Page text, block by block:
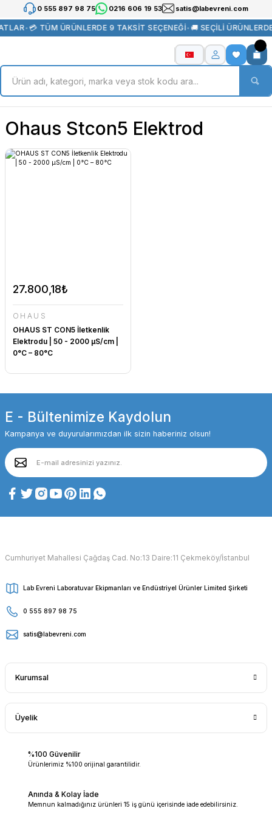
0 555 897 98 75 0216 606 19 53 satis@labevreni.com
•💳 TÜM ÜRÜNLERDE 9 TAKSİT SEÇENEĞİ•🚚 SEÇİLİ
Ohaus Stcon5 Elektrod
27.800,18₺
OHAUS
OHAUS ST CON5 İletkenlik
Elektrodu | 50 - 2000 µS/cm |
0°C – 80°C
E - Bültenimize Kaydolun
Kampanya ve duyurularımızdan ilk sizin haberiniz olsun!
Cumhuriyet Mahallesi Çağdaş Cad. No:13 Daire:11 Çekmeköy/İstanbul
Lab Evreni Laboratuvar Ekipmanları ve Endüstriyel Ürünler Limited Şirketi
0 555 897 98 75
satis@labevreni.com
Kurumsal
Üyelik
%100 Güvenilir
Ürünlerimiz %100 orijinal garantilidir.
Anında & Kolay İade
Memnun kalmadığınız ürünleri 15 iş günü içerisinde iade edebilirsiniz.